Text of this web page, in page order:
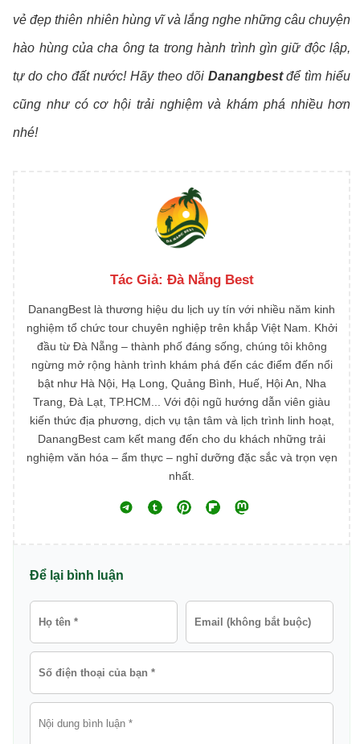
vẻ đẹp thiên nhiên hùng vĩ và lắng nghe những câu chuyện
hào hùng của cha ông ta trong hành trình gìn giữ độc lập,
tự do cho đất nước! Hãy theo dõi Danangbestđể tìm hiểu
cũng như có cơ hội trải nghiệm và khám phá nhiều hơn
nhé!
Tác Giả: Đà Nẵng Best
DanangBest là thương hiệu du lịch uy tín với nhiều năm kinh
nghiệm tổ chức tour chuyên nghiệp trên khắp Việt Nam. Khởi
đầu từ Đà Nẵng – thành phố đáng sống, chúng tôi không
ngừng mở rộng hành trình khám phá đến các điểm đến nổi
bật như Hà Nội, Hạ Long, Quảng Bình, Huế, Hội An, Nha
Trang, Đà Lạt, TP.HCM... Với đội ngũ hướng dẫn viên giàu
kiến thức địa phương, dịch vụ tận tâm và lịch trình linh hoạt,
DanangBest cam kết mang đến cho du khách những trải
nghiệm văn hóa – ẩm thực – nghỉ dưỡng đặc sắc và trọn vẹn
nhất.
Để lại bình luận